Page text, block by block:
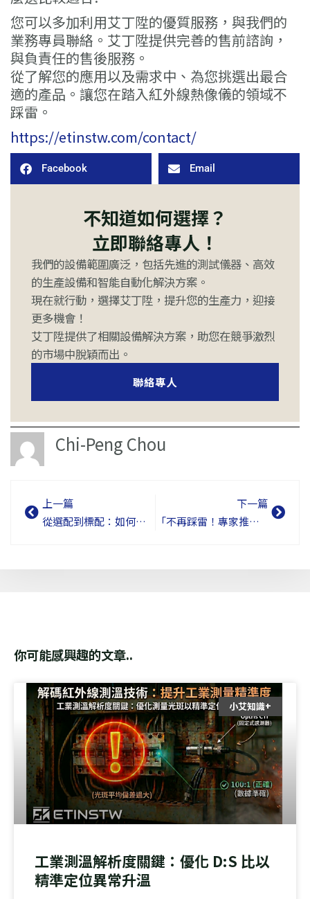
您可以多加利用艾丁陞的優質服務，與我們的
業務專員聯絡。艾丁陞提供完善的售前諮詢，
與負責任的售後服務。
從了解您的應用以及需求中、為您挑選出最合
適的產品。讓您在踏入紅外線熱像儀的領域不
踩雷。
https://etinstw.com/contact/
Facebook Email
不知道如何選擇？
立即聯絡專人！
我們的設備範圍廣泛，包括先進的測試儀器、高效
的生產設備和智能自動化解決方案。
現在就行動，選擇艾丁陞，提升您的生產力，迎接
更多機會！
艾丁陞提供了相關設備解決方案，助您在競爭激烈
的市場中脫穎而出。
聯絡專人
Chi-Peng Chou
上一篇
從選配到標配：如何挑選最適合的 BBU 電源備援系統？
下一篇
「不再踩雷！專家推薦紅外線熱像儀選購的7大『真相』！」
你可能感興趣的文章..
小艾知識+
工業測溫解析度關鍵：優化 D:S 比以
精準定位異常升溫